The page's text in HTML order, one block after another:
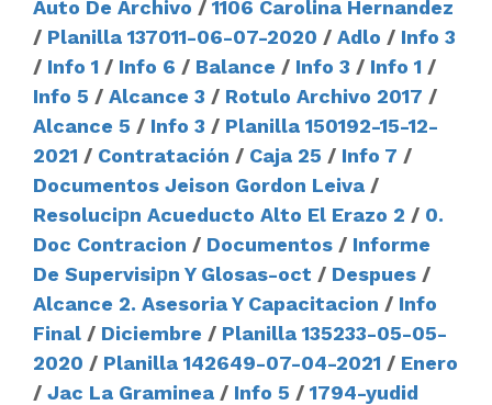
Auto De Archivo / 1106 Carolina Hernandez
/ Planilla 137011-06-07-2020 / Adlo / Info 3
/ Info 1 / Info 6 / Balance / Info 3 / Info 1 /
Info 5 / Alcance 3 / Rotulo Archivo 2017 /
Alcance 5 / Info 3 / Planilla 150192-15-12-
2021 / Contratación / Caja 25 / Info 7 /
Documentos Jeison Gordon Leiva /
Resoluciрn Acueducto Alto El Erazo 2 / 0.
Doc Contracion / Documentos / Informe
De Supervisiрn Y Glosas-oct / Despues /
Alcance 2. Asesoria Y Capacitacion / Info
Final / Diciembre / Planilla 135233-05-05-
2020 / Planilla 142649-07-04-2021 / Enero
/ Jac La Graminea / Info 5 / 1794-yudid